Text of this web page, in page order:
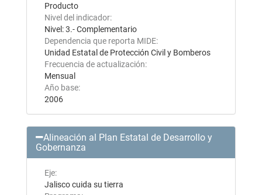
Producto
Nivel del indicador:
Nivel: 3.- Complementario
Dependencia que reporta MIDE:
Unidad Estatal de Protección Civil y Bomberos
Frecuencia de actualización:
Mensual
Año base:
2006
Alineación al Plan Estatal de Desarrollo y
Gobernanza
Eje:
Jalisco cuida su tierra